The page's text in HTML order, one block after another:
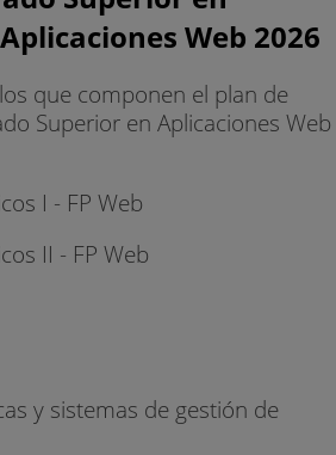
Web 2026
que componen el plan de
Superior en Aplicaciones Web
I - FP Web
II - FP Web
y sistemas de gestión de